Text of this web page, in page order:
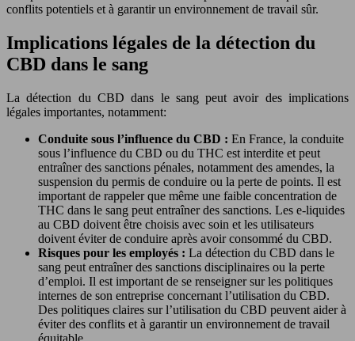
conflits potentiels et à garantir un environnement de travail sûr.
Implications légales de la détection du
CBD dans le sang
La détection du CBD dans le sang peut avoir des implications
légales importantes, notamment:
Conduite sous l’influence du CBD : En France, la conduite
sous l’influence du CBD ou du THC est interdite et peut
entraîner des sanctions pénales, notamment des amendes, la
suspension du permis de conduire ou la perte de points. Il est
important de rappeler que même une faible concentration de
THC dans le sang peut entraîner des sanctions. Les e-liquides
au CBD doivent être choisis avec soin et les utilisateurs
doivent éviter de conduire après avoir consommé du CBD.
Risques pour les employés : La détection du CBD dans le
sang peut entraîner des sanctions disciplinaires ou la perte
d’emploi. Il est important de se renseigner sur les politiques
internes de son entreprise concernant l’utilisation du CBD.
Des politiques claires sur l’utilisation du CBD peuvent aider à
éviter des conflits et à garantir un environnement de travail
équitable.